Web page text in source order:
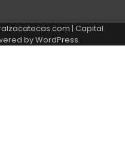
| Capital
byWordPress.